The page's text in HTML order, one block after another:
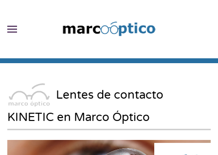
Skip to main content
Lentes de contacto
KINETIC en Marco Óptico